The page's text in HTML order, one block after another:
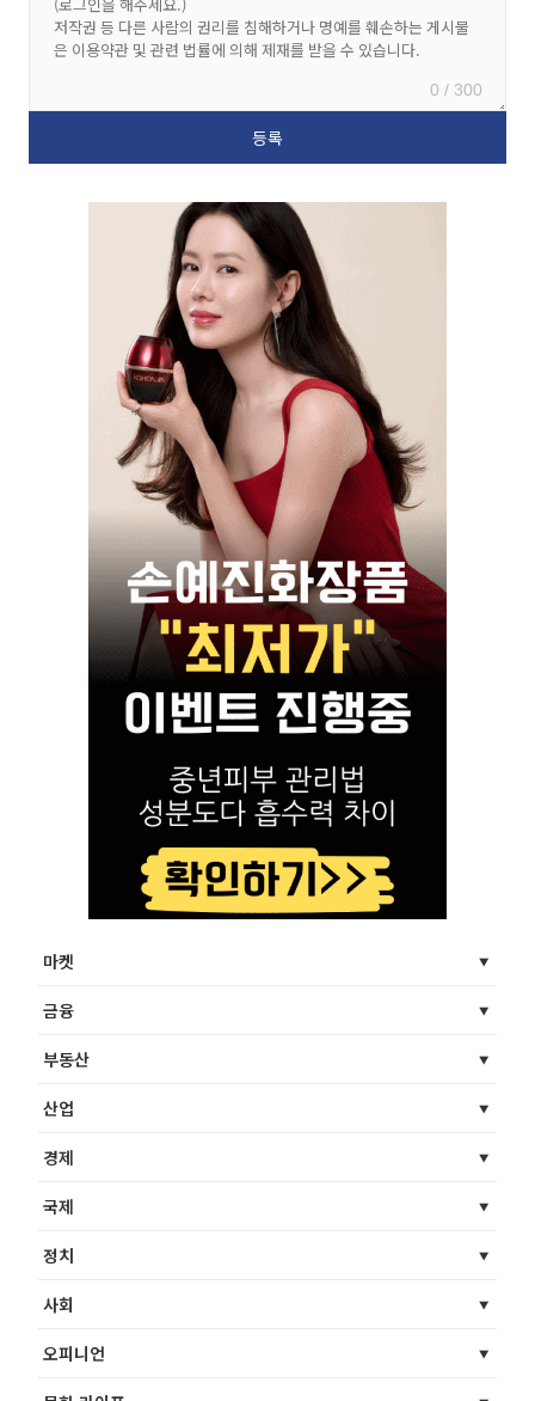
0 / 300
마켓
금융
부동산
산업
경제
국제
정치
사회
오피니언